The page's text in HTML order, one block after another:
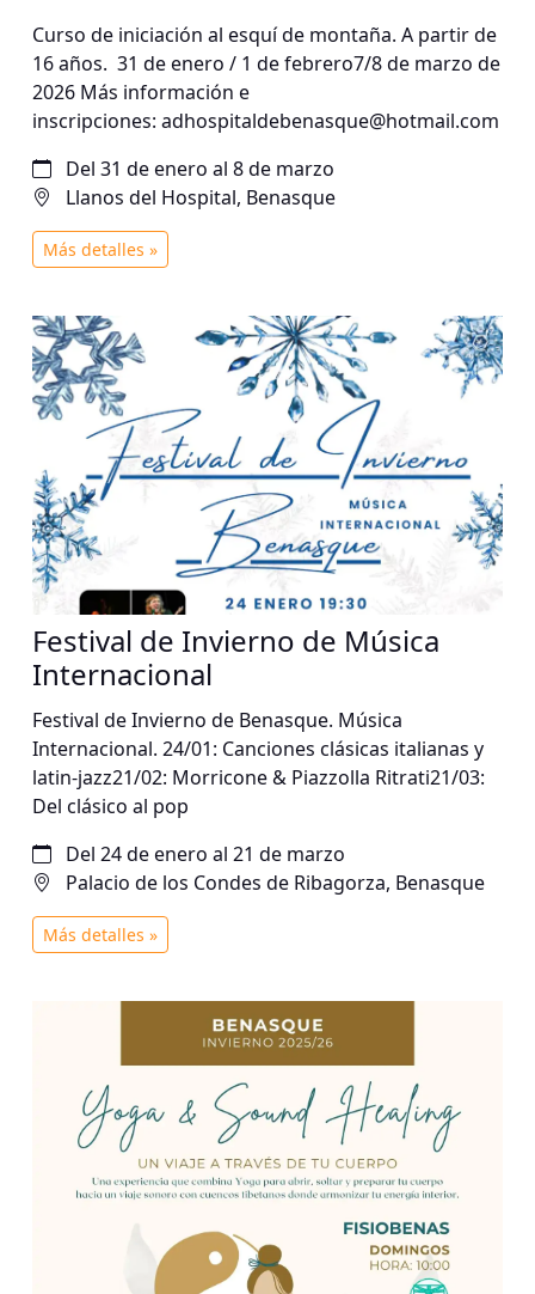
Curso de iniciación al esquí de montaña. A partir de
16 años. 31 de enero / 1 de febrero7/8 de marzo de
2026 Más información e
inscripciones: adhospitaldebenasque@hotmail.com
Del 31 de enero al 8 de marzo
Llanos del Hospital, Benasque
Más detalles »
Festival de Invierno de Música
Internacional
Festival de Invierno de Benasque. Música
Internacional. 24/01: Canciones clásicas italianas y
latin-jazz21/02: Morricone & Piazzolla Ritrati21/03:
Del clásico al pop
Del 24 de enero al 21 de marzo
Palacio de los Condes de Ribagorza, Benasque
Más detalles »